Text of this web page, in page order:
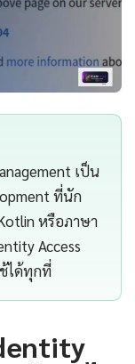
เป็น
ที่นัก
หรือภาษา
Access
ได้ทุกที่